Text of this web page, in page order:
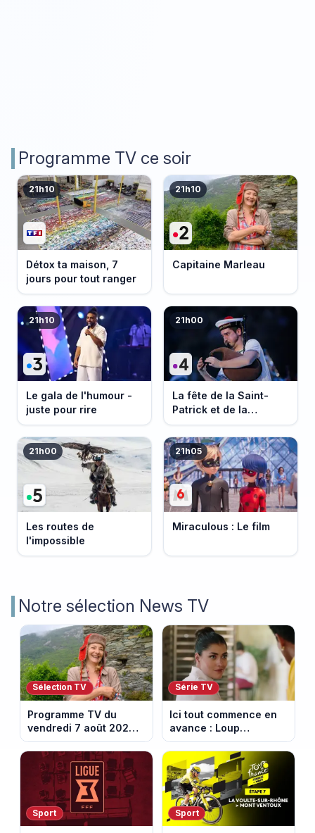
Programme TV ce soir
21h10
Détox ta maison, 7
jours pour tout ranger
21h10
Capitaine Marleau
21h10
Le gala de l'humour -
juste pour rire
21h00
La fête de la Saint-
Patrick et de la
Bretagne
21h00
Les routes de
l'impossible
21h05
Miraculous : Le film
Notre sélection News TV
Sélection TV
Programme TV du
vendredi 7 août 2026 :
notre sélection pour
votre soirée télé
Série TV
Ici tout commence en
avance : Loup
découvre la trahison
de Bianca. Episode du
10 août 2026 (spoiler)
Sport Sport